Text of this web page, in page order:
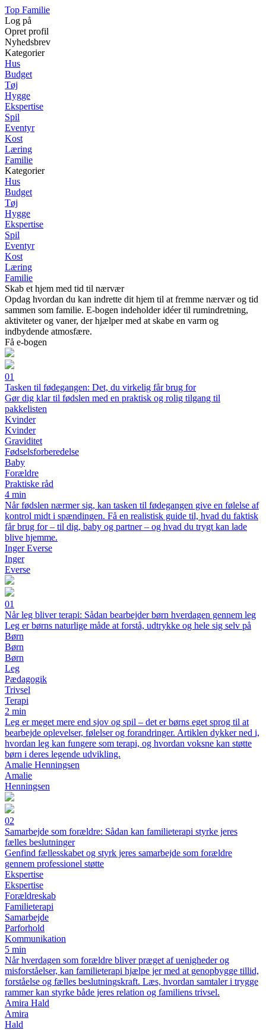
Top Familie
Log på
Opret profil
Nyhedsbrev
Kategorier
Hus
Budget
Tøj
Hygge
Ekspertise
Spil
Eventyr
Kost
Læring
Familie
Kategorier
Hus
Budget
Tøj
Hygge
Ekspertise
Spil
Eventyr
Kost
Læring
Familie
Skab et hjem med tid til nærvær
Opdag hvordan du kan indrette dit hjem til at fremme nærvær og tid
sammen som familie. E-bogen indeholder idéer til rumindretning,
aktiviteter og vaner, der hjælper med at skabe en varm og
indbydende atmosfære.
Få e-bogen
01
Tasken til fødegangen: Det, du virkelig får brug for
Gør dig klar til fødslen med en praktisk og rolig tilgang til
pakkelisten
Kvinder
Kvinder
Graviditet
Fødselsforberedelse
Baby
Forældre
Praktiske råd
4 min
Når fødslen nærmer sig, kan tasken til fødegangen give en følelse af
kontrol midt i spændingen. Få en realistisk guide til, hvad du faktisk
får brug for – til dig, baby og partner – og hvad du trygt kan lade
blive hjemme.
Inger Everse
Inger
Everse
01
Når leg bliver terapi: Sådan bearbejder børn hverdagen gennem leg
Leg er børns naturlige måde at forstå, udtrykke og hele sig selv på
Børn
Børn
Børn
Leg
Pædagogik
Trivsel
Terapi
2 min
Leg er meget mere end sjov og spil – det er børns eget sprog til at
bearbejde oplevelser, følelser og forandringer. Artiklen dykker ned i,
hvordan leg kan fungere som terapi, og hvordan voksne kan støtte
børn i deres legende udvikling.
Amalie Henningsen
Amalie
Henningsen
02
Samarbejde som forældre: Sådan kan familieterapi styrke jeres
fælles beslutninger
Genfind fællesskabet og styrk jeres samarbejde som forældre
gennem professionel støtte
Ekspertise
Ekspertise
Forældreskab
Familieterapi
Samarbejde
Parforhold
Kommunikation
5 min
Når hverdagen som forældre bliver præget af uenigheder og
misforståelser, kan familieterapi hjælpe jer med at genopbygge tillid,
forståelse og fælles beslutningskraft. Læs, hvordan samtaler i trygge
rammer kan styrke både jeres relation og familiens trivsel.
Amira Hald
Amira
Hald